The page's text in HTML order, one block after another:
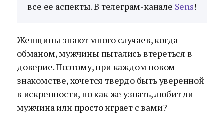
все ее аспекты. В телеграм-канале Sens!
Женщины знают много случаев, когда
обманом, мужчины пытались втереться в
доверие. Поэтому, при каждом новом
знакомстве, хочется твердо быть уверенной
в искренности, но как же узнать, любит ли
мужчина или просто играет с вами?